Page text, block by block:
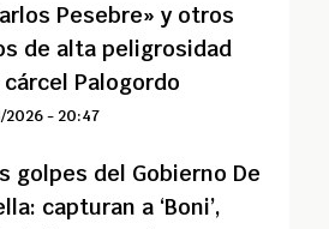
Pesebre» y otros
de alta peligrosidad
llegan a cárcel Palogordo
- 20:47
golpes del Gobierno De
capturan a ‘Boni’,